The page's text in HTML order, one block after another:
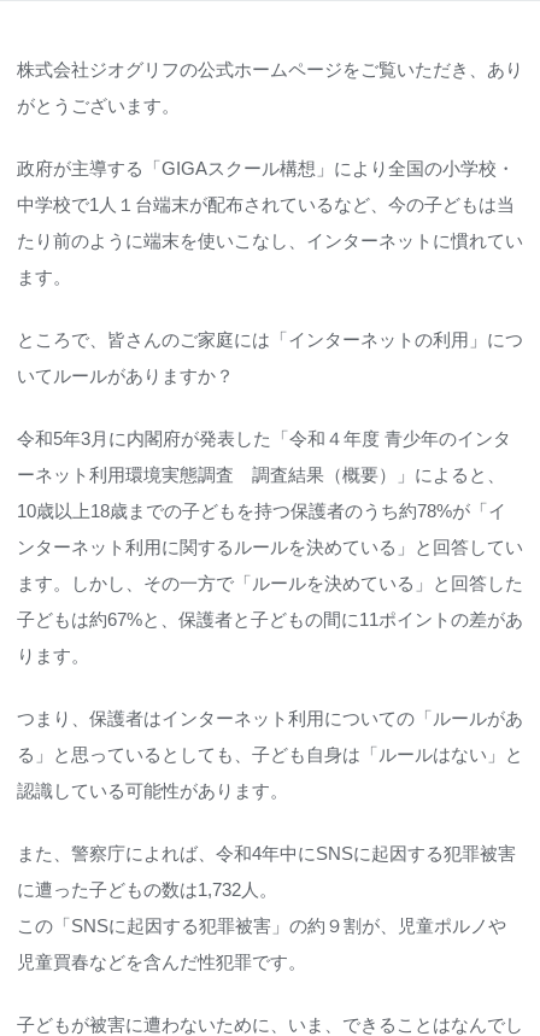
株式会社ジオグリフの公式ホームページをご覧いただき、あり
がとうございます。
政府が主導する「GIGAスクール構想」により全国の小学校・
中学校で1人１台端末が配布されているなど、今の子どもは当
たり前のように端末を使いこなし、インターネットに慣れてい
ます。
ところで、皆さんのご家庭には「インターネットの利用」につ
いてルールがありますか？
令和5年3月に内閣府が発表した「令和４年度 ⻘少年のインタ
ーネット利⽤環境実態調査 調査結果（概要）」によると、
10歳以上18歳までの子どもを持つ保護者のうち約78%が「イ
ンターネット利用に関するルールを決めている」と回答してい
ます。しかし、その一方で「ルールを決めている」と回答した
子どもは約67%と、保護者と子どもの間に11ポイントの差があ
ります。
つまり、保護者はインターネット利用についての「ルールがあ
る」と思っているとしても、子ども自身は「ルールはない」と
認識している可能性があります。
また、警察庁によれば、令和4年中にSNSに起因する犯罪被害
に遭った子どもの数は1,732人。
この「SNSに起因する犯罪被害」の約９割が、児童ポルノや
児童買春などを含んだ性犯罪です。
子どもが被害に遭わないために、いま、できることはなんでし